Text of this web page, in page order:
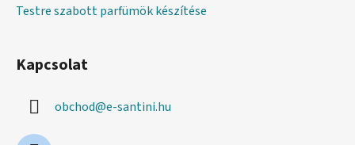
Testre szabott parfümök készítése
Kapcsolat
obchod@e-santini.hu